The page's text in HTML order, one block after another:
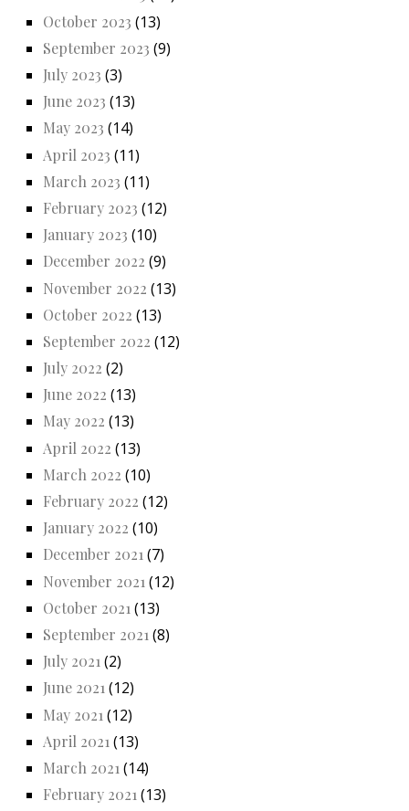
October 2023 (13)
September 2023 (9)
July 2023 (3)
June 2023 (13)
May 2023 (14)
April 2023 (11)
March 2023 (11)
February 2023 (12)
January 2023 (10)
December 2022 (9)
November 2022 (13)
October 2022 (13)
September 2022 (12)
July 2022 (2)
June 2022 (13)
May 2022 (13)
April 2022 (13)
March 2022 (10)
February 2022 (12)
January 2022 (10)
December 2021(7)
November 2021 (12)
October 2021 (13)
September 2021 (8)
July 2021 (2)
June 2021(12)
May 2021 (12)
April 2021 (13)
March 2021 (14)
February 2021 (13)